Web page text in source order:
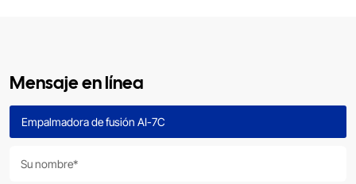
Mensaje en línea